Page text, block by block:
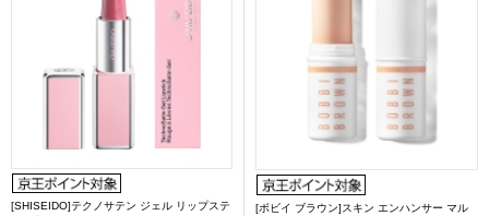
[SHISEIDO]テクノサテン ジェル リップステ
[ボビイ ブラウン]スキン エンハンサー マル